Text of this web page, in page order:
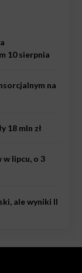
10 sierpnia
na
18 mln zł
w lipcu, o 3
ale wyniki II